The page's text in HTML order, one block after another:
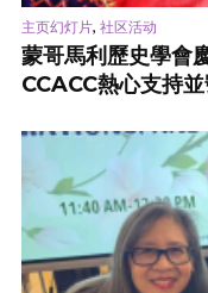
主页幻灯片, 社区活动
蒙哥馬利歷史學會
CCACC熱心支持